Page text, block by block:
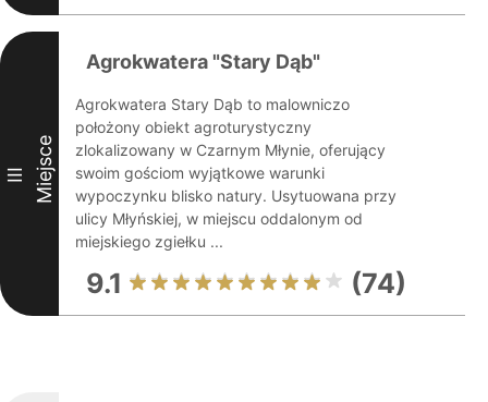
III Miejsce
Agrokwatera "Stary Dąb"
Agrokwatera Stary Dąb to malowniczo
położony obiekt agroturystyczny
zlokalizowany w Czarnym Młynie, oferujący
swoim gościom wyjątkowe warunki
wypoczynku blisko natury. Usytuowana przy
ulicy Młyńskiej, w miejscu oddalonym od
miejskiego zgiełku ...
9.1 (74)